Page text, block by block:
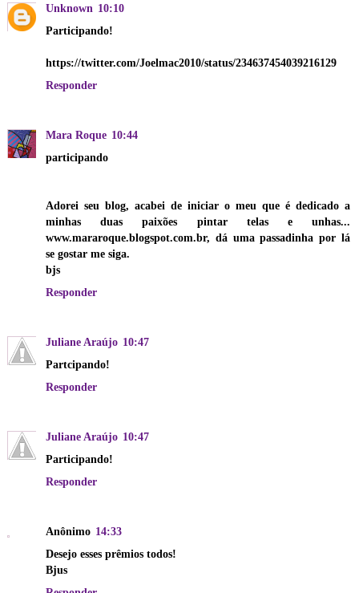
Unknown 10:10
Participando!
https://twitter.com/Joelmac2010/status/234637454039216129
Responder
Mara Roque 10:44
participando
Adorei seu blog, acabei de iniciar o meu que é dedicado a
minhas duas paixões pintar telas e unhas...
www.mararoque.blogspot.com.br, dá uma passadinha por lá
se gostar me siga.
bjs
Responder
Juliane Araújo 10:47
Partcipando!
Responder
Juliane Araújo 10:47
Participando!
Responder
Anônimo 14:33
Desejo esses prêmios todos!
Bjus